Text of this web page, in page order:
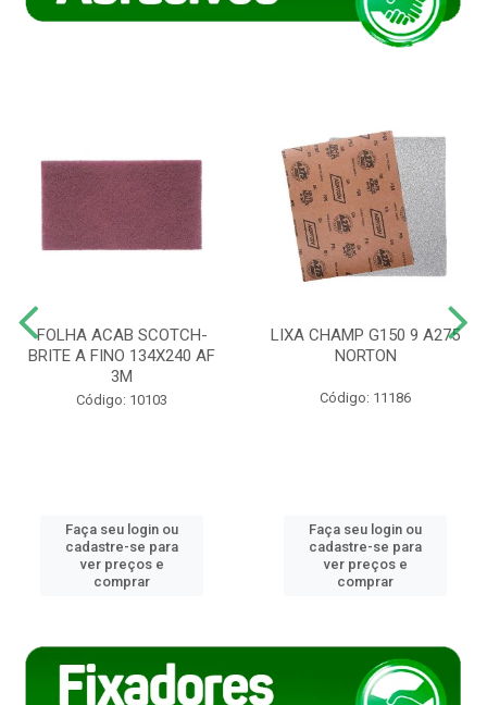
FOLHA ACAB SCOTCH-
BRITE A FINO 134X240 AF
3M
Código: 10103
Faça seu login ou
cadastre-se para
ver preços e
comprar
LIXA CHAMP G150 9 A275
NORTON
Código: 11186
Faça seu login ou
cadastre-se para
ver preços e
comprar